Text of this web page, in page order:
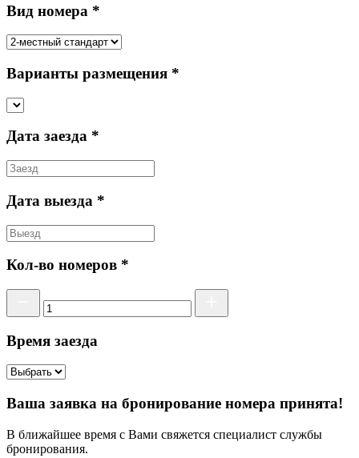
Вид номера *
Варианты размещения *
Дата заезда *
Дата выезда *
Кол-во номеров *
Время заезда
Ваша заявка на бронирование номера принята!
В ближайшее время с Вами свяжется специалист службы
бронирования.